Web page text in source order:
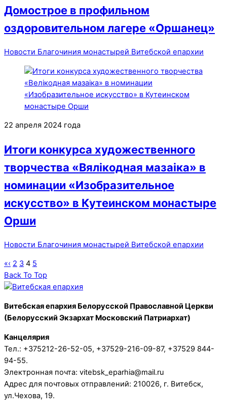
Домострое в профильном
оздоровительном лагере «Оршанец»
Новости Благочиния монастырей Витебской епархии
22 апреля 2024 года
Итоги конкурса художественного
творчества «Вялiкодная мазаiка» в
номинации «Изобразительное
искусство» в Кутеинском монастыре
Орши
Новости Благочиния монастырей Витебской епархии
«‹ 2 3 4 5
Back To Top
Витебская епархия Белорусской Православной Церкви
(Белорусский Экзархат Московский Патриархат)
Канцелярия
Тел.: +375212-26-52-05, +37529-216-09-87, +37529 844-
94-55.
Электронная почта: vitebsk_eparhia@mail.ru
Адрес для почтовых отправлений: 210026, г. Витебск,
ул.Чехова, 19.